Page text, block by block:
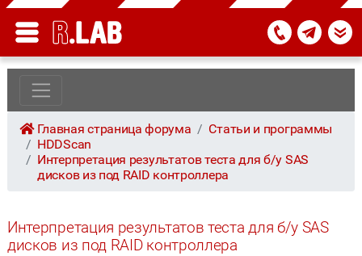
Главная страница форума
Статьи и программы
HDDScan
Интерпретация результатов теста для б/у SAS
дисков из под RAID контроллера
Интерпретация результатов теста для б/у SAS
дисков из под RAID контроллера